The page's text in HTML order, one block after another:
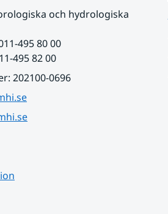
och hydrologiska
495 80 00
495 82 00
202100-0696